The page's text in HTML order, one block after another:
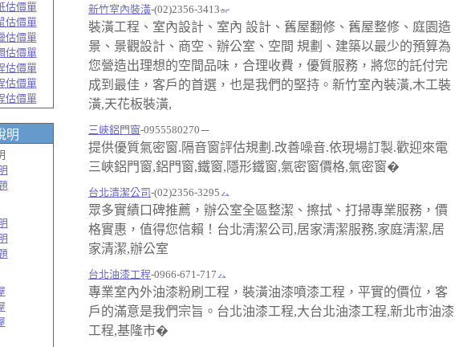
估價單
估價單
估價單
估價單
估價單
估價單
估價單
明
新竹室內裝潢-(02)2356-3413
裝潢工程、室內設計、室內 設計、舊屋翻修、舊屋整修、庭園造
景、景觀設計、商空、辦公室、空間 規劃、建築以最少的預算為
您營造出理想的空間品味，合理收費，優質服務，將您的託付完
成到最佳，客戶的首選，也是我們的堅持。新竹室內裝潢,木工裝
潢,天花板裝潢,
三峽鋁門窗-0955580270
提供優質氣密窗.隔音窗評估規劃.改善噪音.依現場訂製.歡迎來電
三峽鋁門窗,鋁門窗,鐵窗,隱形鐵窗,氣密窗價格,氣密窗�
台北清潔公司-(02)2356-3295
眾多實績口碑推薦，辦公室全區整潔、擦拭、打掃專業服務，價
格實惠，值得您信賴！台北清潔公司,居家清潔服務,家庭清潔,居
家清潔,辦公室
台北油漆工程-0966-671-717
專業室內外油漆粉刷工程，裝潢油漆噴漆工程，平實的價位，客
戶的滿意是我們宗旨。台北油漆工程,大台北油漆工程,新北市油漆
工程,基隆市�